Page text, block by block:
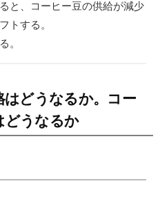
と、コーヒー豆の供給が減少
トする。
。
はどうなるか。コー
どうなるか